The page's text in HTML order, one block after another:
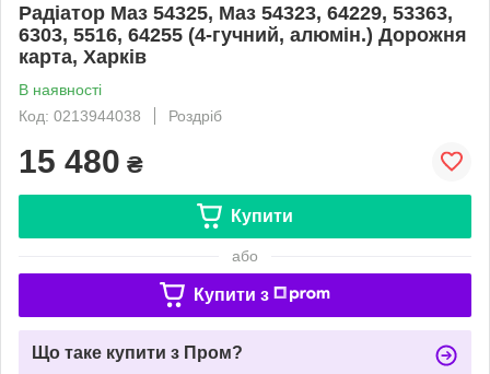
Радіатор Маз 54325, Маз 54323, 64229, 53363,
6303, 5516, 64255 (4-гучний, алюмін.) Дорожня
карта, Харків
В наявності
Код: 0213944038
Роздріб
15 480 ₴
Купити
або
Купити з
Що таке купити з Пром?